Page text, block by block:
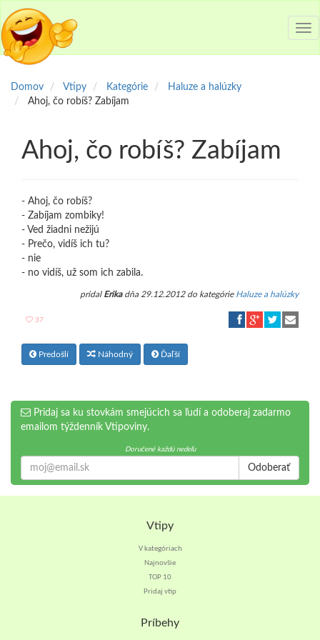
Domov Vtipy Kategórie
Haluze a halúzky
Ahoj, čo robíš? Zabíjam
Ahoj, čo robíš? Zabíjam
- Ahoj, čo robíš?
- Zabíjam zombiky!
- Ved žiadni nežijú
- Prečo, vidíš ich tu?
- nie
- no vidíš, už som ich zabila.
pridal Erikadňa 29.12.2012 do kategórie Haluze a halúzky
37
Predošlí Náhodný Ďaľší
Pridaj sa ku stovkám smejúcich sa ľudí a odoberaj zadarmo
emailom týždenník Vtipoviny.
Doručené každú nedeľu
Odoberať
Vtipy
V kategóriach
Najnovšie
TOP 10
Pridaj vtip
Príbehy